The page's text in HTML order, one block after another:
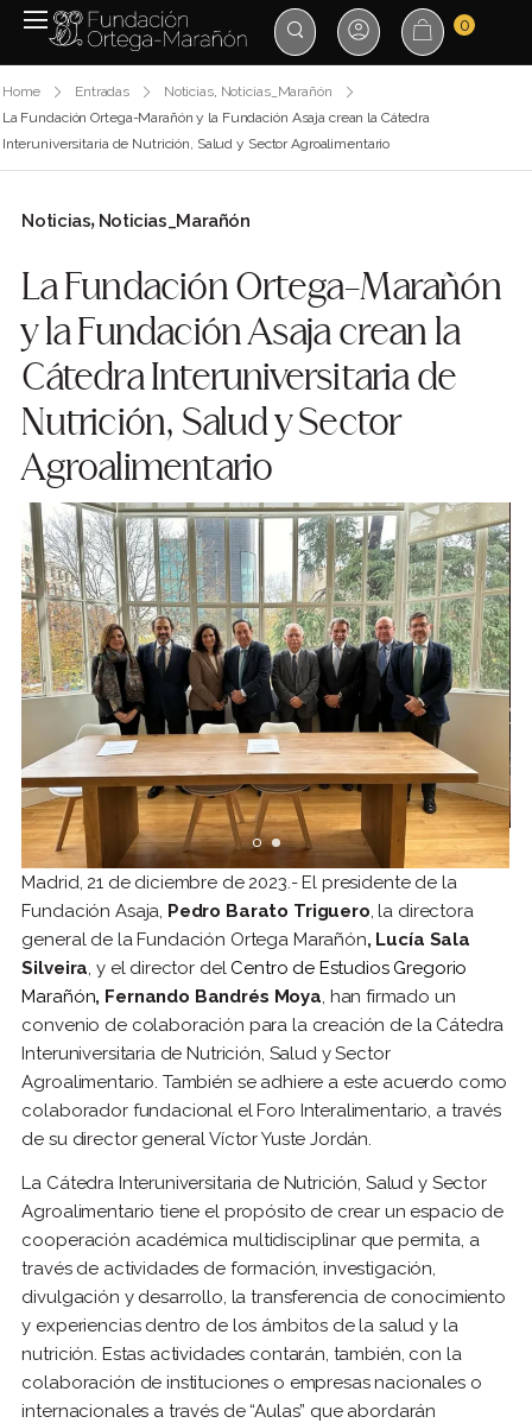
0
Home Entradas Noticias, Noticias_Marañón
La Fundación Ortega-Marañón y la Fundación Asaja crean la Cátedra
Interuniversitaria de Nutrición, Salud y Sector Agroalimentario
Noticias, Noticias_Marañón
La Fundación Ortega-Marañón
y la Fundación Asaja crean la
Cátedra Interuniversitaria de
Nutrición, Salud y Sector
Agroalimentario
Madrid, 21 de diciembre de 2023.- El presidente de la
Fundación Asaja, Pedro Barato Triguero, la directora
general de la Fundación Ortega Marañón, Lucía Sala
Silveira, y el director del Centro de Estudios Gregorio
Marañón, Fernando Bandrés Moya, han firmado un
convenio de colaboración para la creación de la Cátedra
Interuniversitaria de Nutrición, Salud y Sector
Agroalimentario. También se adhiere a este acuerdo como
colaborador fundacional el Foro Interalimentario, a través
de su director general Víctor Yuste Jordán.
La Cátedra Interuniversitaria de Nutrición, Salud y Sector
Agroalimentario tiene el propósito de crear un espacio de
cooperación académica multidisciplinar que permita, a
través de actividades de formación, investigación,
divulgación y desarrollo, la transferencia de conocimiento
y experiencias dentro de los ámbitos de la salud y la
nutrición. Estas actividades contarán, también, con la
colaboración de instituciones o empresas nacionales o
internacionales a través de “Aulas” que abordarán